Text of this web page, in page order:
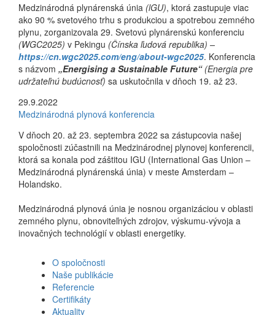
Medzinárodná plynárenská únia (lGU), ktorá zastupuje viac
ako 90 % svetového trhu s produkciou a spotrebou zemného
plynu, zorganizovala 29. Svetovú plynárenskú konferenciu
(WGC2025) v Pekingu (Čínska ľudová republika) –
https://cn.wgc2025.com/eng/about-wgc2025. Konferencia
s názvom „Energising a Sustainable Future“ (Energia pre
udržateľnú budúcnosť) sa uskutočnila v dňoch 19. až 23.
29.9.2022
Medzinárodná plynová konferencia
V dňoch 20. až 23. septembra 2022 sa zástupcovia našej
spoločnosti zúčastnili na Medzinárodnej plynovej konferencii,
ktorá sa konala pod záštitou IGU (International Gas Union –
Medzinárodná plynárenská únia) v meste Amsterdam –
Holandsko.
Medzinárodná plynová únia je nosnou organizáciou v oblasti
zemného plynu, obnoviteľných zdrojov, výskumu-vývoja a
inovačných technológií v oblasti energetiky.
O spoločnosti
Naše publikácie
Referencie
Certifikáty
Aktuality